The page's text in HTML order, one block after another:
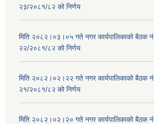
२३/२०८१/८२ को निर्णय
मिति २०८२।०३।०५ गते नगर कार्यपालिकाको बैठक नं.
२२/२०८१/८२ को निर्णय
मिति २०८२।०२।२२ गते नगर कार्यपालिकाको बैठक नं.
२१/२०८१/८२ को निर्णय
मिति २०८२।०२।२० गते नगर कार्यपालिकाको बैठक नं.